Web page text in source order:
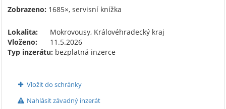
Zobrazeno: 1685×, servisní knížka
Lokalita:
Mokrovousy, Královéhradecký kraj
Vloženo:
11.5.2026
Typ inzerátu: bezplatná inzerce
Vložit do schránky
Nahlásit závadný inzerát